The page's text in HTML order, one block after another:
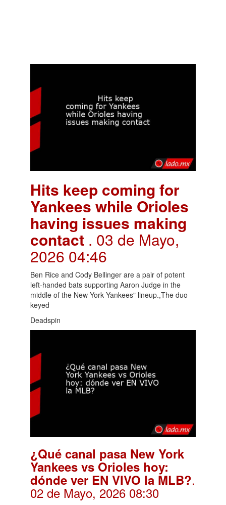
Hits keep coming for
Yankees while Orioles
having issues making
contact . 03 de Mayo,
2026 04:46
Ben Rice and Cody Bellinger are a pair of potent
left-handed bats supporting Aaron Judge in the
middle of the New York Yankees" lineup.,The duo
keyed
Deadspin
¿Qué canal pasa New York
Yankees vs Orioles hoy:
dónde ver EN VIVO la MLB?.
02 de Mayo, 2026 08:30